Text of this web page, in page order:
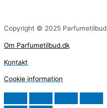
Copyright © 2025 Parfumetilbud
Om Parfumetilbud.dk
Kontakt
Cookie information